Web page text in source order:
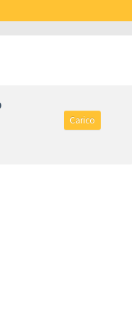
Carico